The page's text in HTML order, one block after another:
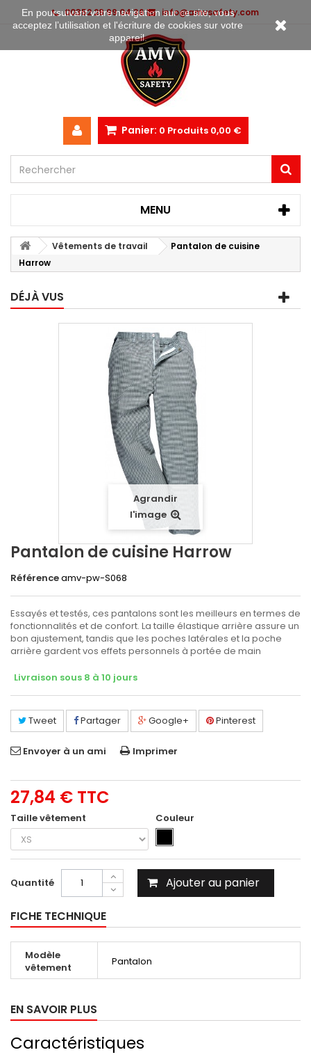
00352 28 99 04 36 info@amvsafety.com
Panier: 0 Produits 0,00 €
MENU
Vêtements de travail
Pantalon de cuisine
Harrow
DÉJÀ VUS
Agrandir
l'image
Pantalon de cuisine Harrow
Référenceamv-pw-S068
Essayés et testés, ces pantalons sont les meilleurs en termes de
fonctionnalités et de confort. La taille élastique arrière assure un
bon ajustement, tandis que les poches latérales et la poche
arrière gardent vos effets personnels à portée de main
Livraison sous 8 à 10 jours
Tweet Partager Google+ Pinterest
Envoyer à un ami Imprimer
27,84 € TTC
Taille vêtement Couleur
Quantité Ajouter au panier
FICHE TECHNIQUE
Modèle
vêtement
Pantalon
EN SAVOIR PLUS
Caractéristiques
En poursuivant votre navigation sur ce site, vous
acceptez l’utilisation et l'écriture de cookies sur votre
appareil.